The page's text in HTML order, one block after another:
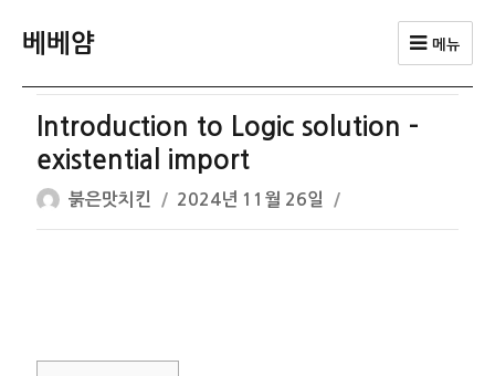
베베얌 메뉴
Introduction to Logic solution –
existential import
글
쓴
붉은맛치킨
작
성
2024년 11월 26일